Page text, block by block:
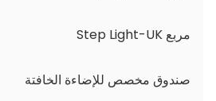
مربع Step Light-UK
صندوق مخصص للإضاءة الخافتة